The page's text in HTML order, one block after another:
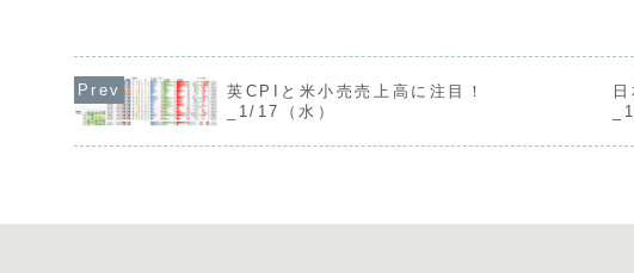
相会談の報道を受けた介入...
英CPIと米小売売上高に注目！
_1/17（水）